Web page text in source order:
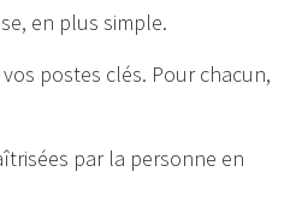
en plus simple.
postes clés. Pour chacun,
par la personne en